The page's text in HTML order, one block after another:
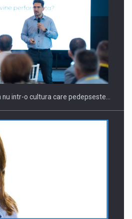
nu intr-o cultura care pedepseste…